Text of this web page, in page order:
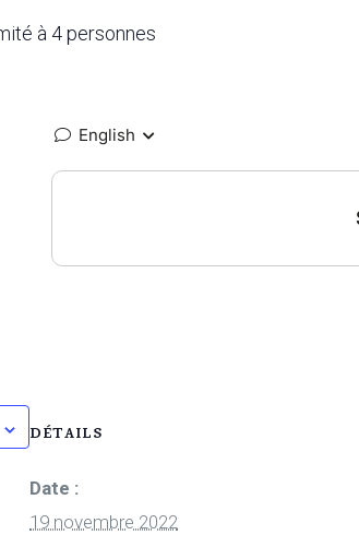
à 4 personnes
DÉTAILS
Date :
19 novembre 2022